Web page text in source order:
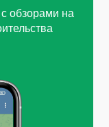
обзорами на